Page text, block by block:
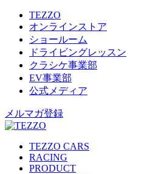
TEZZO
オンラインストア
ショールーム
ドライビングレッスン
クラシケ事業部
EV事業部
公式メディア
メルマガ登録
TEZZO CARS
RACING
PRODUCT